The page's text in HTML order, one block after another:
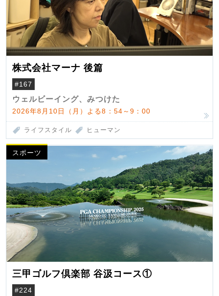
株式会社マーナ 後篇
#167
ウェルビーイング、みつけた
2026年8月10日（月）よる8：54～9：00
ライフスタイル ヒューマン
スポーツ
三甲ゴルフ倶楽部 谷汲コース①
#224